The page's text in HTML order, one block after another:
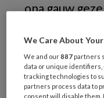
opa gauw
We Care About
We and our887 partners
data or unique identifiers,
tracking technologies to
partners process data to
consent will disable them.